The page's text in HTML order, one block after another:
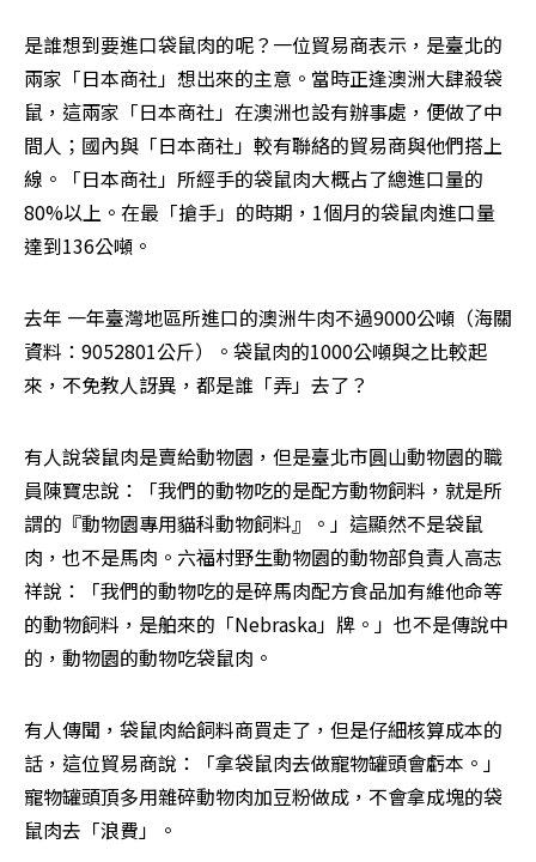
是誰想到要進口袋鼠肉的呢？一位貿易商表示，是臺北的
兩家「日本商社」想出來的主意。當時正逢澳洲大肆殺袋
鼠，這兩家「日本商社」在澳洲也設有辦事處，便做了中
間人；國內與「日本商社」較有聯絡的貿易商與他們搭上
線。「日本商社」所經手的袋鼠肉大概占了總進口量的
80%以上。在最「搶手」的時期，1個月的袋鼠肉進口量
達到136公噸。
去年 一年臺灣地區所進口的澳洲牛肉不過9000公噸（海關
資料：9052801公斤）。袋鼠肉的1000公噸與之比較起
來，不免教人訝異，都是誰「弄」去了？
有人說袋鼠肉是賣給動物園，但是臺北市圓山動物園的職
員陳寶忠說：「我們的動物吃的是配方動物飼料，就是所
謂的『動物園專用貓科動物飼料』。」這顯然不是袋鼠
肉，也不是馬肉。六福村野生動物園的動物部負責人高志
祥說：「我們的動物吃的是碎馬肉配方食品加有維他命等
的動物飼料，是舶來的「Nebraska」牌。」也不是傳說中
的，動物園的動物吃袋鼠肉。
有人傳聞，袋鼠肉給飼料商買走了，但是仔細核算成本的
話，這位貿易商說：「拿袋鼠肉去做寵物罐頭會虧本。」
寵物罐頭頂多用雜碎動物肉加豆粉做成，不會拿成塊的袋
鼠肉去「浪費」。